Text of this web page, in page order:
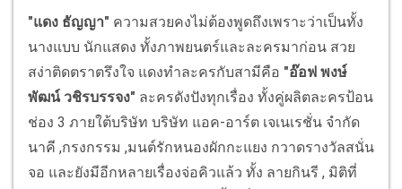
"แดง ธัญญา" ความสวยคงไม่ต้องพูดถึงเพราะว่าเป็นทั้ง
นางแบบ นักแสดง ทั้งภาพยนตร์และละครมาก่อน สวย
สง่าติดตราตรึงใจ แดงทำละครกับสามีคือ "อ๊อฟ พงษ์
พัฒน์ วชิรบรรจง" ละครดังปังทุกเรื่อง ทั้งคู่ผลิตละครป้อน
ช่อง 3 ภายใต้บริษัท บริษัท แอค-อาร์ต เจเนเรชั่น จำกัด
นาคี ,กรงกรรม ,มนต์รักหนองผักกะแยง กวาดรางวัลสนั่น
จอ และยังมีอีกหลายเรื่องจ่อคิวแล้ว ทั้ง ลายกินรี , มิติที่